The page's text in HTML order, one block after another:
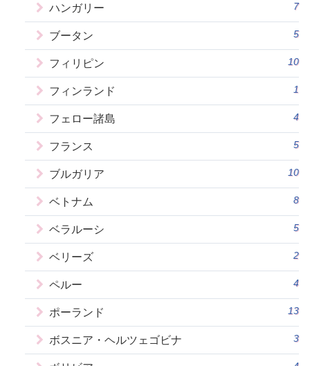
ハンガリー 7
ブータン 5
フィリピン 10
フィンランド 1
フェロー諸島 4
フランス 5
ブルガリア 10
ベトナム 8
ベラルーシ 5
ベリーズ 2
ペルー 4
ポーランド 13
ボスニア・ヘルツェゴビナ 3